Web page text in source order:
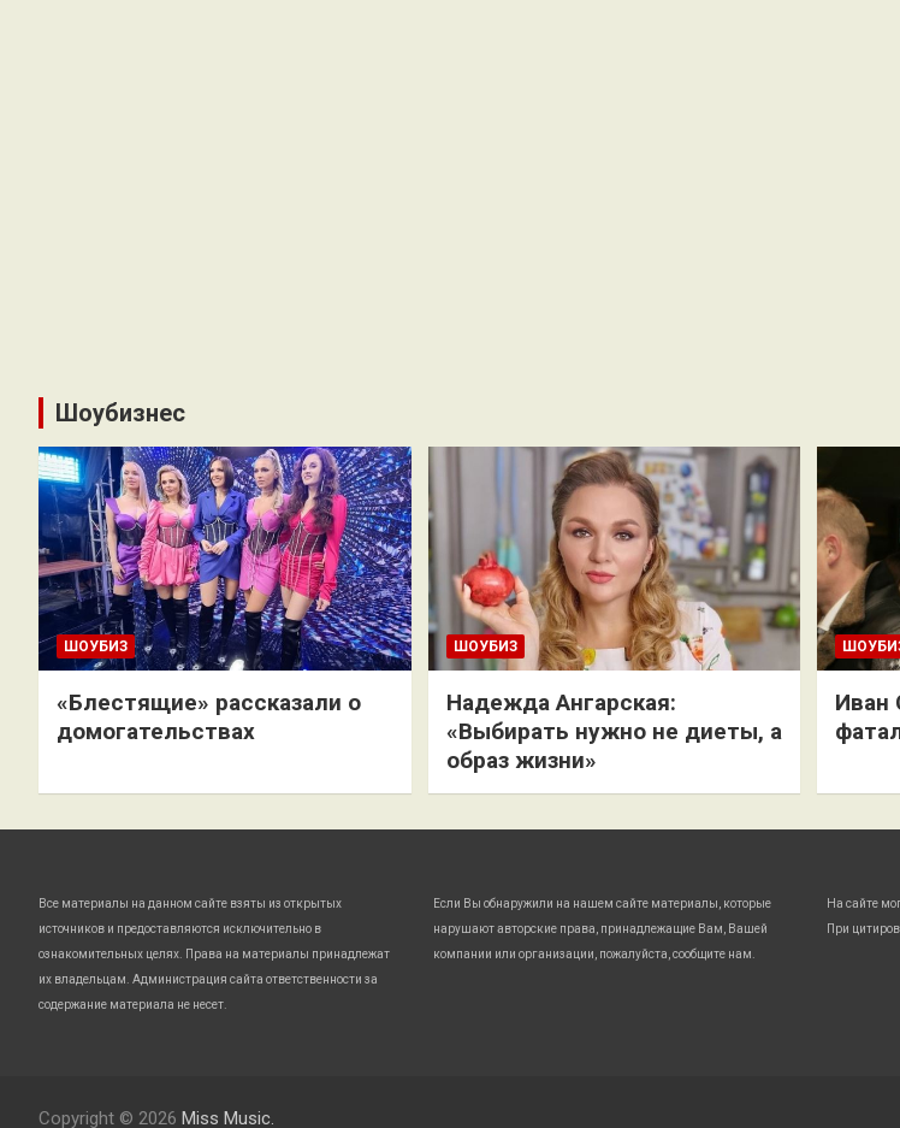
Шоубизнес
ШОУБИЗ
«Блестящие» рассказали о
домогательствах
ШОУБИЗ
Надежда Ангарская:
«Выбирать нужно не диеты, а
образ жизни»
Иван
Все материалы на данном сайте взяты из открытых
источников и предоставляются исключительно в
ознакомительных целях. Права на материалы принадлежат
их владельцам. Администрация сайта ответственности за
содержание материала не несет.
Если Вы обнаружили на нашем сайте материалы, которые
нарушают авторские права, принадлежащие Вам, Вашей
компании или организации, пожалуйста, сообщите нам.
На сайте
При
Copyright © 2026 Miss Music.